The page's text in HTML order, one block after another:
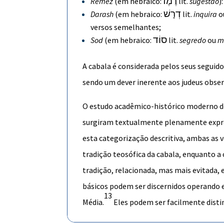
Darash (em hebraico:דְרָשׁ lit.inquira
versos semelhantes;
Sod (em hebraico:סוֹד lit.segredoou
A cabala é considerada pelos seus
sendo um dever inerente aos judeus
O estudo acadêmico-histórico moderno
surgiram textualmente plenamente
esta categorização descritiva, ambas as
tradição teosófica da cabala, enquanto
tradição, relacionada, mas mais evitada,
básicos podem ser discernidos
Média.
13
Eles podem ser facilmente